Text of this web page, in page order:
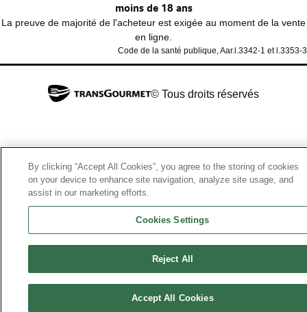
moins de 18 ans
La preuve de majorité de l'acheteur est exigée au moment de la vente
en ligne.
Code de la santé publique, Aar.l.3342-1 et l.3353-3
© Tous droits réservés
By clicking “Accept All Cookies”, you agree to the storing of cookies
on your device to enhance site navigation, analyze site usage, and
assist in our marketing efforts.
Cookies Settings
Reject All
Accept All Cookies